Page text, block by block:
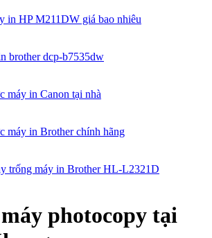
in HP M211DW giá bao nhiêu
brother dcp-b7535dw
máy in Canon tại nhà
máy in Brother chính hãng
trống máy in Brother HL-L2321D
photocopy tại